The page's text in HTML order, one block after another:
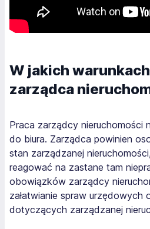
W jakich
zarządca
Praca zarządcy nieruchomości
do biura. Zarządca powinien
stan zarządzanej
reagować na zastane tam
obowiązków zarządcy
załatwianie spraw urzędowych
dotyczących zarządzanej